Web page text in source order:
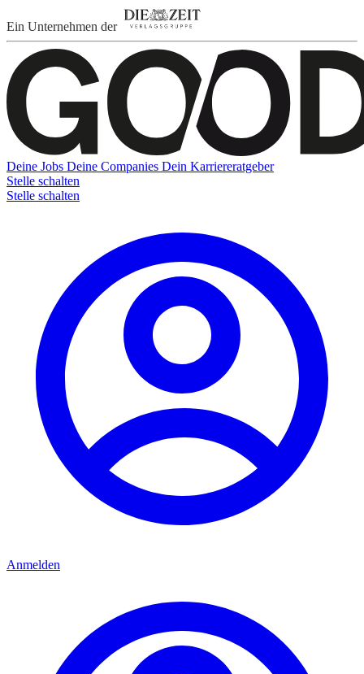
Ein Unternehmen der
Deine Jobs Deine Companies Dein Karriereratgeber
Stelle schalten
Stelle schalten
Anmelden